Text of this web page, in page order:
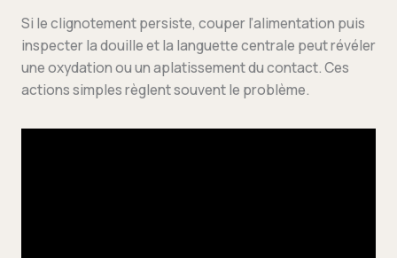
Si le clignotement persiste, couper l’alimentation puis
inspecter la douille et la languette centrale peut révéler
une oxydation ou un aplatissement du contact. Ces
actions simples règlent souvent le problème.